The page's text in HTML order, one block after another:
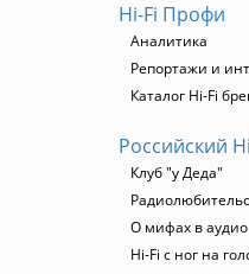
Hi-Fi Профи
Аналитика
Репортажи и
Каталог Hi-Fi
Российский
Клуб "у Деда"
О мифах в аудио
Hi-Fi с ног на